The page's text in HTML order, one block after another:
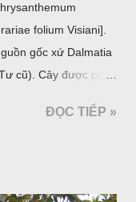
folium Visiani].
gốc xứ Dalmatia
cũ). Cây được phân
Tư (cũ), sau lan
ĐỌC TIẾP »